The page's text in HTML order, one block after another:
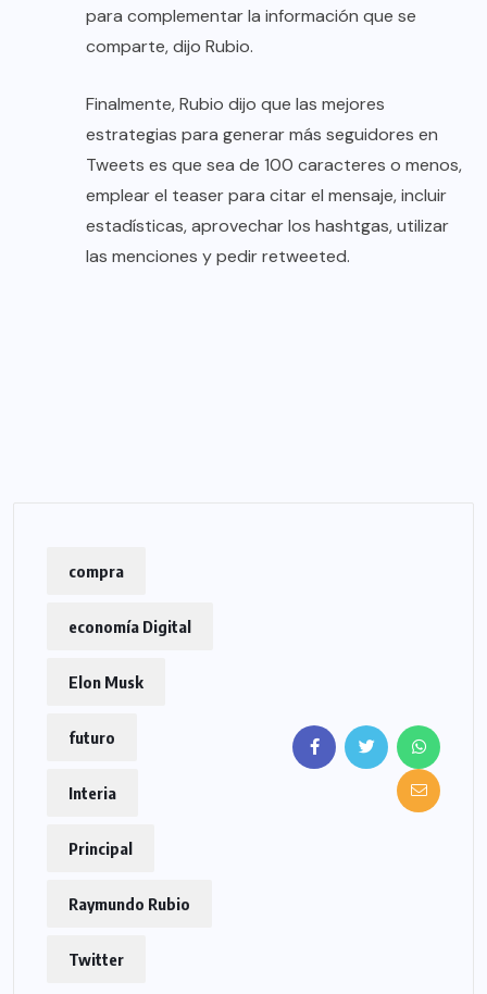
para complementar la información que se
comparte, dijo Rubio.
Finalmente, Rubio dijo que las mejores
estrategias para generar más seguidores en
Tweets es que sea de 100 caracteres o menos,
emplear el teaser para citar el mensaje, incluir
estadísticas, aprovechar los hashtgas, utilizar
las menciones y pedir retweeted.
compra
economía Digital
Elon Musk
futuro
Interia
Principal
Raymundo Rubio
Twitter